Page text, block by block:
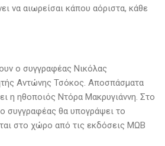
να αιωρείσαι κάπου αόριστα, κάθε
ο συγγραφέας Νικόλας
Αντώνης Τσόκος. Αποσπάσματα
η ηθοποιός Ντόρα Μακρυγιάννη. Στο
συγγραφέας θα υπογράψει το
στο χώρο από τις εκδόσεις ΜΩΒ